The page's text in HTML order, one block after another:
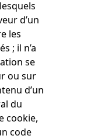
d’un
les
; il n’a
se
ou sur
d’un
du
cookie,
code